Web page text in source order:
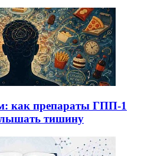
как препараты ГПП-1
тишину